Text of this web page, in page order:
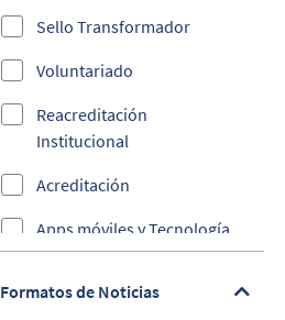
Sello Transformador
Voluntariado
Reacreditación
Institucional
Acreditación
Apps móviles y Tecnología
Formatos de Noticias